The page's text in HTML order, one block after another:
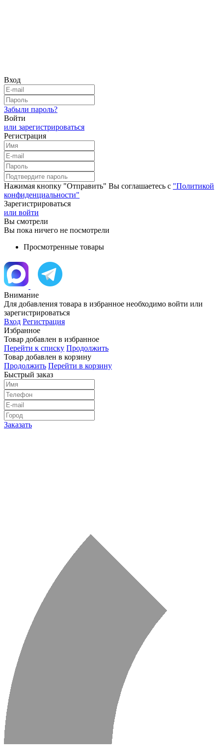
Вход
Забыли пароль?
Войти
или зарегистрироваться
Регистрация
Нажимая кнопку "Отправить" Вы соглашаетесь с "Политикой
конфиденциальности"
Зарегистрироваться
или войти
Вы смотрели
Вы пока ничего не посмотрели
Просмотренные товары
Внимание
Для добавления товара в избранное необходимо войти или
зарегистрироваться
Вход Регистрация
Избранное
Товар добавлен в избранное
Перейти к списку Продолжить
Товар добавлен в корзину
Продолжить Перейти в корзину
Быстрый заказ
Заказать